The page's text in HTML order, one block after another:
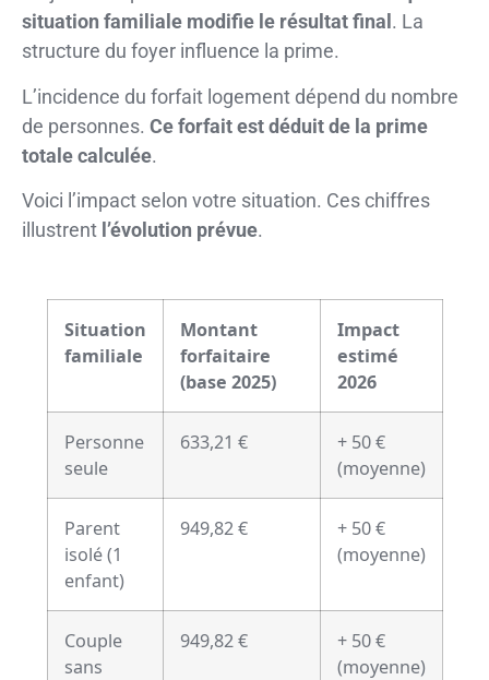
situation familiale modifie le résultat final . La
structure du foyer influence la prime.
L’incidence du forfait logement dépend du nombre
de personnes. Ce forfait est déduit de la prime
totale calculée.
Voici l’impact selon votre situation. Ces chiffres
illustrent l’évolution prévue.
Situation
familiale
Montant
forfaitaire
(base 2025)
Impact
estimé
2026
Personne
seule
633,21 €
+ 50 €
(moyenne)
Parent
isolé (1
enfant)
949,82 €
+ 50 €
(moyenne)
Couple
sans
949,82 €
+ 50 €
(moyenne)